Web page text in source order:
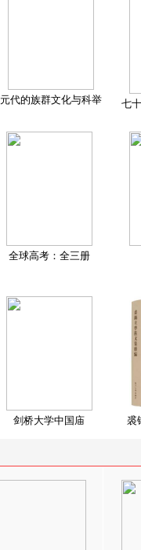
元代的族群文化与科举 七
全球高考：全三册
剑桥大学中国庙 裘